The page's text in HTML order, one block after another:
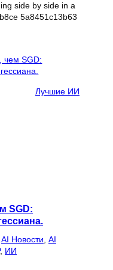
Лучшие ИИ
SGD:
AI Новости AI
, ИИ